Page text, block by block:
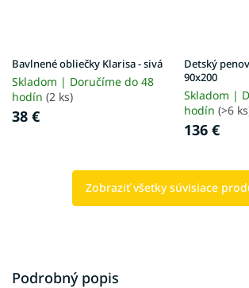
Bavlnené obliečky Klarisa - sivá
Skladom | Doručíme do 48
hodín (2 ks)
38 €
Detský
90x200
Skladom |
hodín (>6
136 €
Zobraziť všetky súvisiace
Podrobný popis